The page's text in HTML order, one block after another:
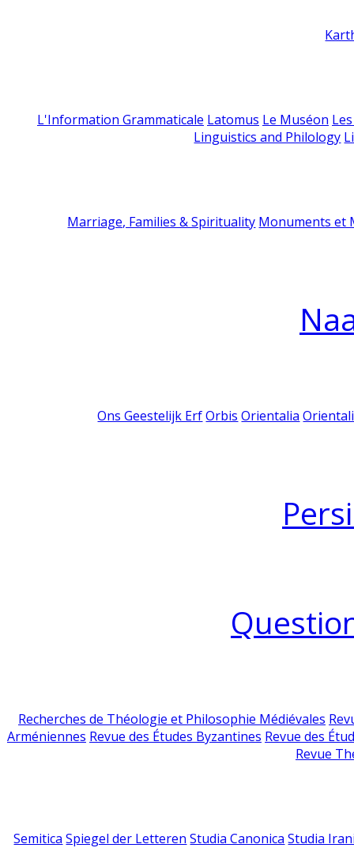
L'Information Grammaticale Latomus Le Muséon
Linguistics and Philology
Marriage, Families & Spirituality Monuments et
Ons Geestelijk Erf Orbis Orientalia
Recherches de Théologie et Philosophie Médiévales
Arméniennes Revue des Études Byzantines Revue des
Revue
Semitica Spiegel der Letteren Studia Canonica Studia